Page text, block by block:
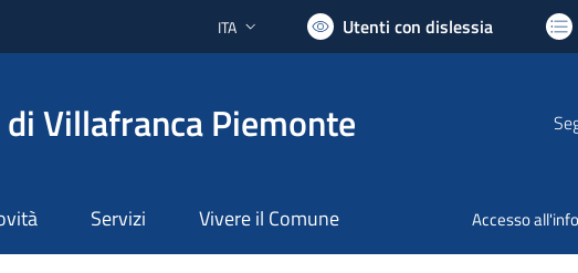
Lingua attiva:
ITA Utenti con dislessia
di Villafranca Piemonte
Servizi Vivere il Comune Accesso